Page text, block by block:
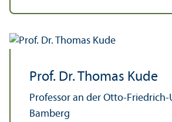
Prof. Dr. Thomas Kude
Professor an der Otto-
Bamberg